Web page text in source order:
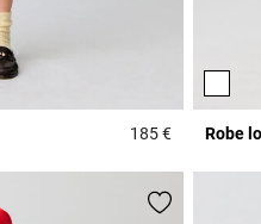
185 €4,8 out of 5
Robe